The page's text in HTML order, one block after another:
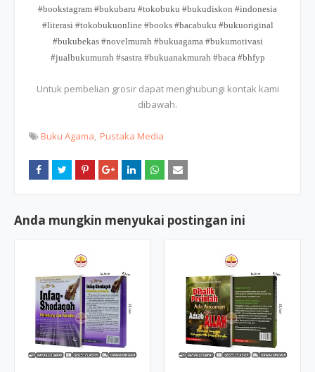
#bookstagram #bukubaru #tokobuku #bukudiskon #indonesia
#literasi #tokobukuonline #books #bacabuku #bukuoriginal
#bukubekas #novelmurah #bukuagama #bukumotivasi
#jualbukumurah #sastra #bukuanakmurah #baca #bhfyp
Untuk pembelian grosir dapat menghubungi kontak kami
dibawah.
Buku Agama Pustaka Media
Anda mungkin menyukai postingan ini